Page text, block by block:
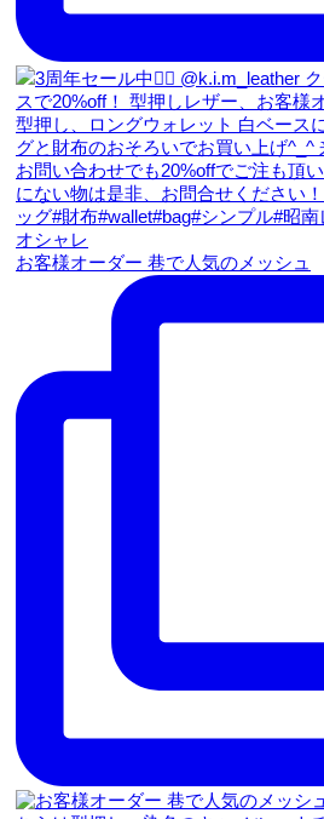
お客様オーダー 巷で人気のメッシュ